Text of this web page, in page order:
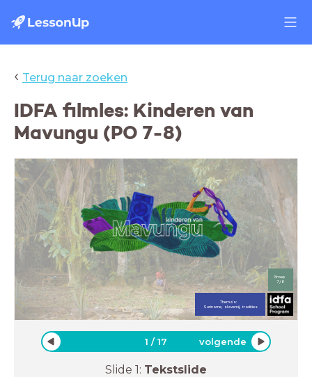
‹ Terug naar zoeken
IDFA filmles: Kinderen van
Mavungu (PO 7-8)
Thema's:
Suriname, slavernij, tradities
Groep
7/8
1 /17 volgende
Slide 1: Tekstslide